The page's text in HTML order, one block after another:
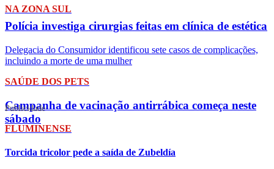
NA ZONA SUL
Polícia investiga cirurgias feitas em clínica de estética
Delegacia do Consumidor identificou sete casos de complicações,
incluindo a morte de uma mulher
SAÚDE DOS PETS
Campanha de vacinação antirrábica começa neste
sábado
Publicidade
FLUMINENSE
Torcida tricolor pede a saída de Zubeldía